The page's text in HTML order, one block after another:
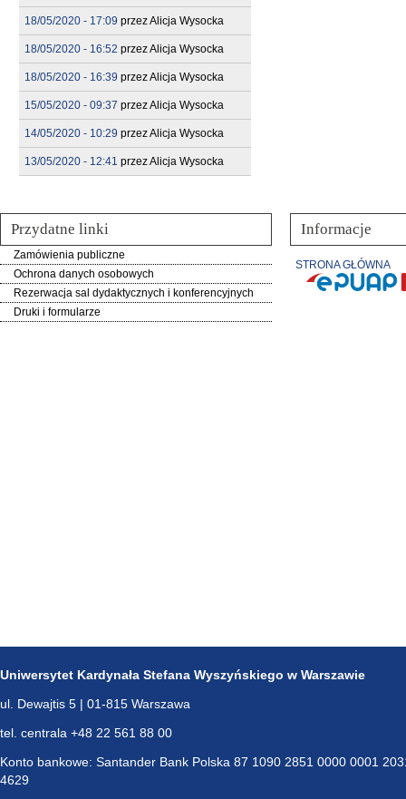
18/05/2020 - 17:09 przezAlicja Wysocka
18/05/2020 - 16:52 przezAlicja Wysocka
18/05/2020 - 16:39 przezAlicja Wysocka
15/05/2020 - 09:37 przezAlicja Wysocka
14/05/2020 - 10:29 przezAlicja Wysocka
13/05/2020 - 12:41 przezAlicja Wysocka
Przydatne linki
Zamówienia publiczne
Ochrona danych osobowych
Rezerwacja sal dydaktycznych i konferencyjnych
Druki i formularze
Informacje
STRONA GŁÓWNA
Uniwersytet Kardynała Stefana Wyszyńskiego w Warszawie
ul. Dewajtis 5 | 01-815 Warszawa
tel. centrala +48 22 561 88 00
Konto bankowe: Santander Bank Polska 87 1090 2851 0000 0001
4629